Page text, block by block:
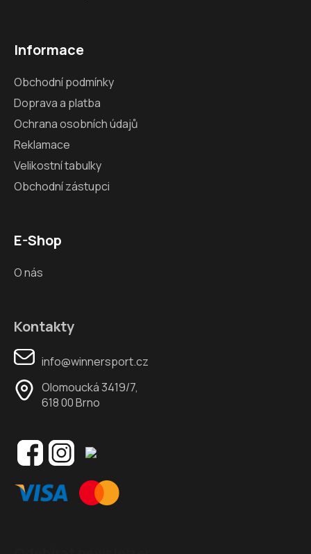
Informace
Obchodní podmínky
Doprava a platba
Ochrana osobních údajů
Reklamace
Velikostní tabulky
Obchodní zástupci
E-Shop
O nás
Kontakty
info@winnersport.cz
Olomoucká 3419/7,
618 00 Brno